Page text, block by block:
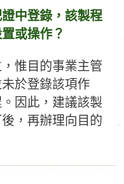
中登錄，該製程
或操作？
惟目的事業主管
於登錄該項作
因此，建議該製
，再辦理向目的